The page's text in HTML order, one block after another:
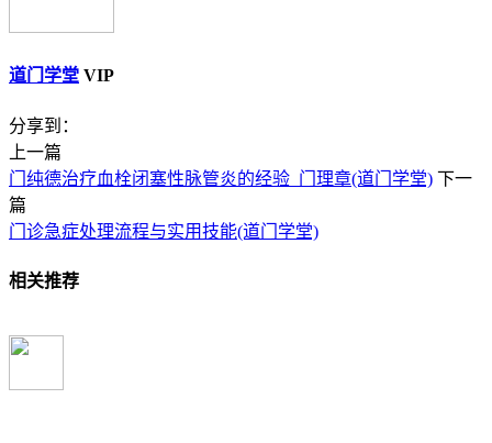
道门学堂 VIP
分享到：
上一篇
门纯德治疗血栓闭塞性脉管炎的经验_门理章(道门学堂) 下一
篇
门诊急症处理流程与实用技能(道门学堂)
相关推荐